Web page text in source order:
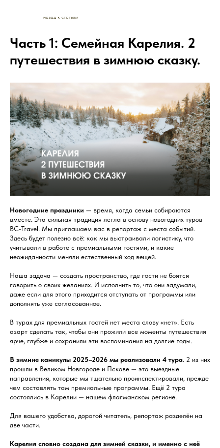
назад к статьям
Часть 1: Семейная Карелия. 2
путешествия в зимнюю сказку.
Новогодние праздники — время, когда семьи собираются
вместе. Эта сильная традиция легла в основу новогодних туров
BC-Travel. Мы приглашаем вас в репортаж с места событий.
Здесь будет полезно всё: как мы выстраивали логистику, что
учитывали в работе с премиальными гостями, и какие
неожиданности меняли естественный ход вещей.
Наша задача — создать пространство, где гости не боятся
говорить о своих желаниях. И исполнить то, что они задумали,
даже если для этого приходится отступать от программы или
дополнять уже согласованное.
В турах для премиальных гостей нет места слову «нет». Есть
азарт сделать так, чтобы они прожили все моменты путешествия
ярче, глубже и сохранили эти воспоминания на долгие годы.
В зимние каникулы 2025–2026 мы реализовали 4 тура. 2 из них
прошли в Великом Новгороде и Пскове — это выездные
направления, которые мы тщательно проинспектировали, прежде
чем составлять там премиальные программы. Ещё 2 тура
состоялись в Карелии — нашем флагманском регионе.
Для вашего удобства, дорогой читатель, репортаж разделён на
две части.
Карелия словно создана для зимней сказки, и именно с неё